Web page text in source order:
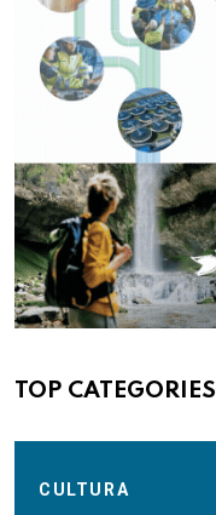
TOP CATEGORIES
CULTURA